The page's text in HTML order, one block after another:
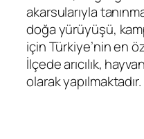
akarsularıyla
doğa yürüyüşü,
için Türkiye’nin en
İlçede arıcılık,
olarak yapılmaktadır.